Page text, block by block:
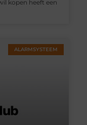
kopen heeft een
ALARMSYSTEEM